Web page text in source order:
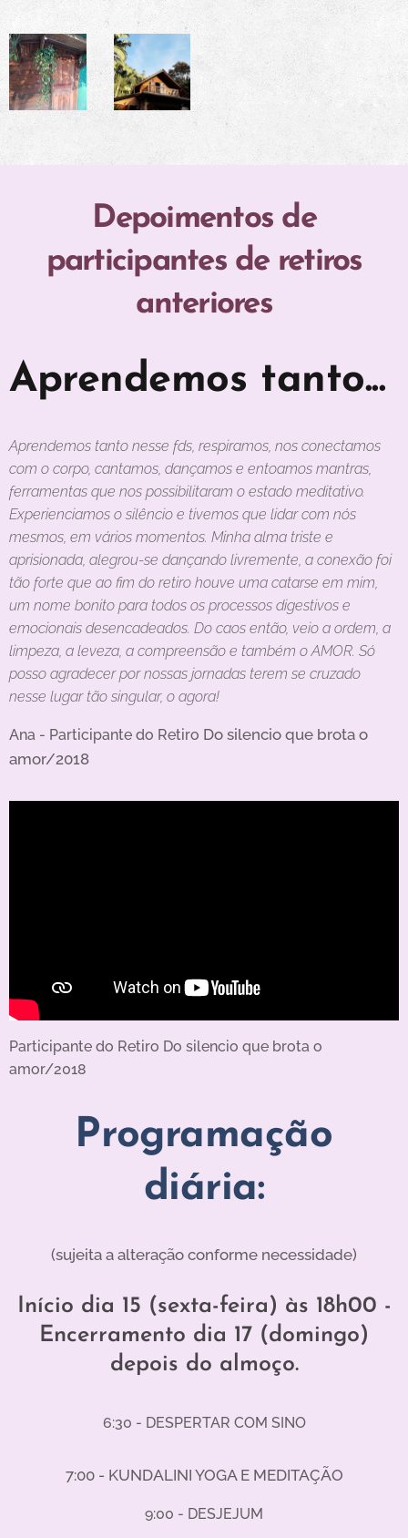
Depoimentos de
participantes de retiros
anteriores
Aprendemos tanto...
Aprendemos tanto nesse fds, respiramos, nos conectamos
com o corpo, cantamos, dançamos e entoamos mantras,
ferramentas que nos possibilitaram o estado meditativo.
Experienciamos o silêncio e tivemos que lidar com nós
mesmos, em vários momentos. Minha alma triste e
aprisionada, alegrou-se dançando livremente, a conexão foi
tão forte que ao fim do retiro houve uma catarse em mim,
um nome bonito para todos os processos digestivos e
emocionais desencadeados. Do caos então, veio a ordem, a
limpeza, a leveza, a compreensão e também o AMOR. Só
posso agradecer por nossas jornadas terem se cruzado
nesse lugar tão singular, o agora! 🙏🏻
Ana - Participante do Retiro Do silencio que brota o
amor/2018
Participante do Retiro Do silencio que brota o
amor/2018
Programação
diária:
(sujeita a alteração conforme necessidade)
Início dia 15 (sexta-feira) às 18h00 -
Encerramento dia 17 (domingo)
depois do almoço.
6:30 - DESPERTAR COM SINO
7:00 - KUNDALINI YOGA E MEDITAÇÃO
9:00 - DESJEJUM